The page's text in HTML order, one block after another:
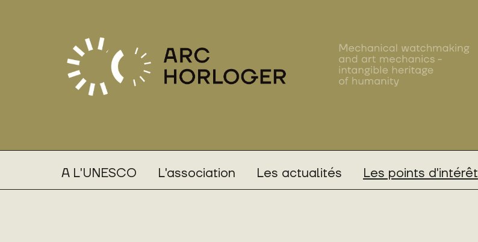
A L'UNESCO L'association Les actualités Les points d'intérêt